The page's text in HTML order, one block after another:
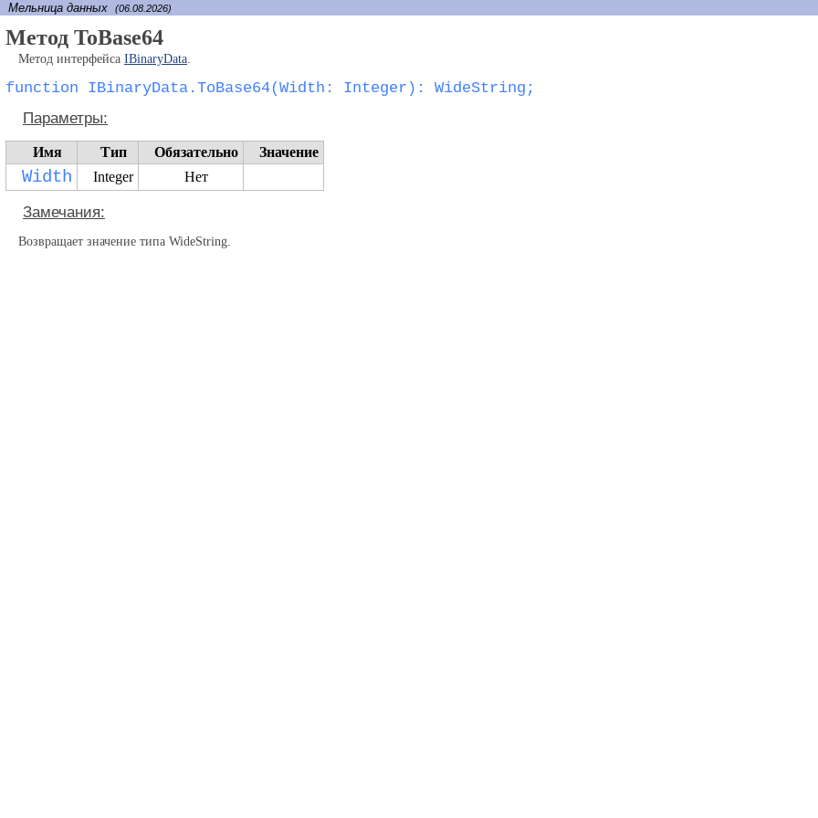
Мельница данных (06.08.2026)
Метод ToBase64
Метод интерфейса IBinaryData.
function IBinaryData.ToBase64(Width: Integer): WideString;
Параметры:
Имя Тип Обязательно Значение
Width Integer Нет
Замечания:
Возвращает значение типа WideString.